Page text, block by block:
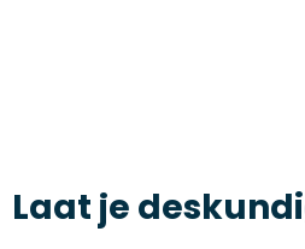
Laat je